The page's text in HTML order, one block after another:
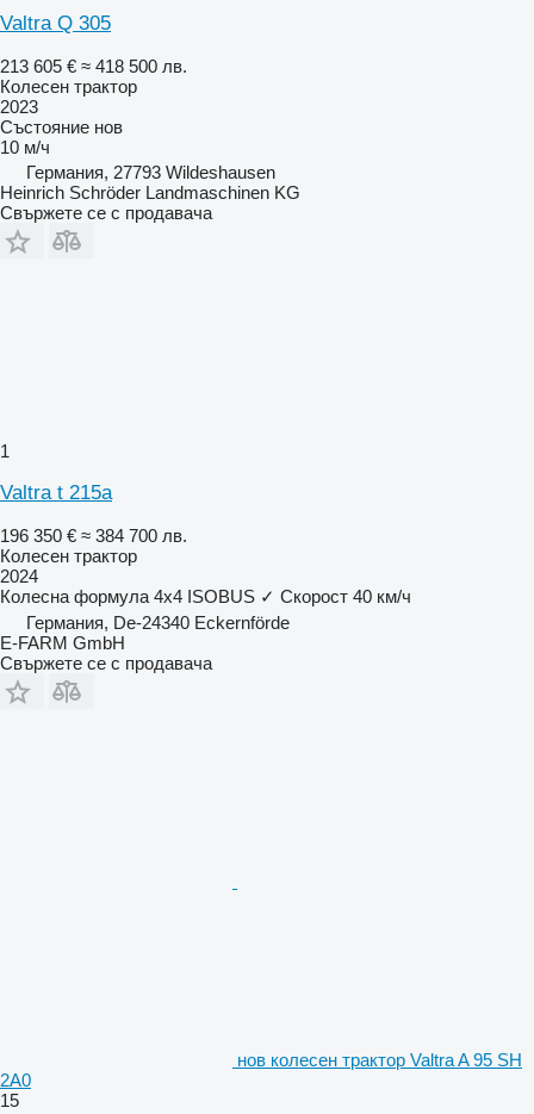
Valtra Q 305
213 605 € ≈ 418 500 лв.
Колесен трактор
2023
Състояние нов
10 м/ч
Германия, 27793 Wildeshausen
Heinrich Schröder Landmaschinen KG
Свържете се с продавача
1
Valtra t 215a
196 350 € ≈ 384 700 лв.
Колесен трактор
2024
Колесна формула 4x4 ISOBUS ✓ Скорост 40 км/ч
Германия, De-24340 Eckernförde
E-FARM GmbH
Свържете се с продавача
нов колесен трактор Valtra A 95 SH
2A0
15